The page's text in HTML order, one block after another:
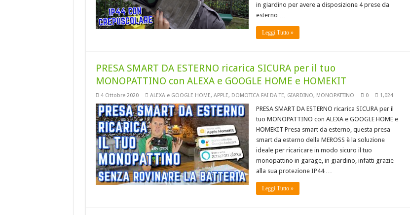
in giardino per avere a disposizione 4 prese da
esterno …
Leggi Tutto »
PRESA SMART DA ESTERNO ricarica SICURA per il tuo
MONOPATTINO con ALEXA e GOOGLE HOME e HOMEKIT
4 Ottobre 2020 ALEXA e GOOGLE HOME, APPLE, DOMOTICA FAI DA TE, GIARDINO, MONOPATTINO 0 1,024
PRESA SMART DA ESTERNO ricarica SICURA per il
tuo MONOPATTINO con ALEXA e GOOGLE HOME e
HOMEKIT Presa smart da esterno, questa presa
smart da esterno della MEROSS è la soluzione
ideale per ricaricare in modo sicuro il tuo
monopattino in garage, in giardino, infatti grazie
alla sua protezione IP44 …
Leggi Tutto »